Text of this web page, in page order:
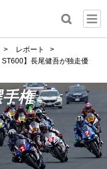
> レポート
>
ST600】長尾健吾が独走優
権